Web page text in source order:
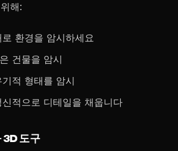
해:
환경을 암시하세요
건물을 암시
적 형태를 암시
적으로 디테일을 채웁니다
3D 도구